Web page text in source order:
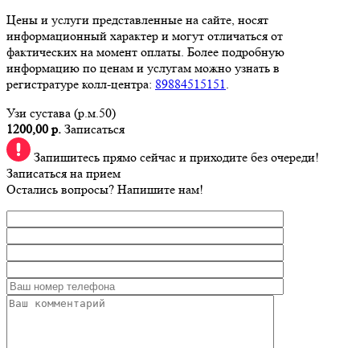
Цены и услуги представленные на сайте, носят
информационный характер и могут отличаться от
фактических на момент оплаты. Более подробную
информацию по ценам и услугам можно узнать в
регистратуре колл-центра: 89884515151.
Узи сустава (р.м.50)
1200,00 р. Записаться
Запишитесь прямо сейчас и приходите без очереди!
Записаться на прием
Остались вопросы? Напишите нам!